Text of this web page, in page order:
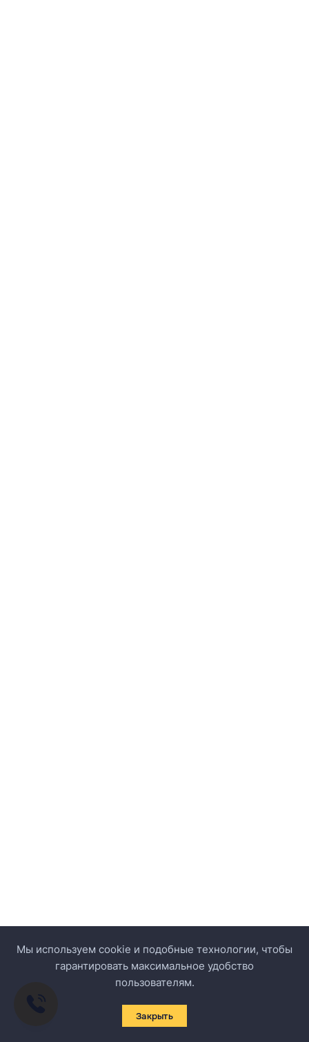
Мы используем cookie и подобные технологии, чтобы
гарантировать максимальное удобство
пользователям.
Закрыть